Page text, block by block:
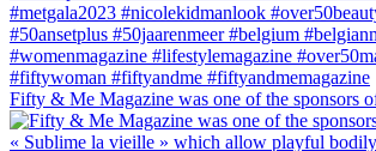
Fifty & Me Magazine was one of the sponsors